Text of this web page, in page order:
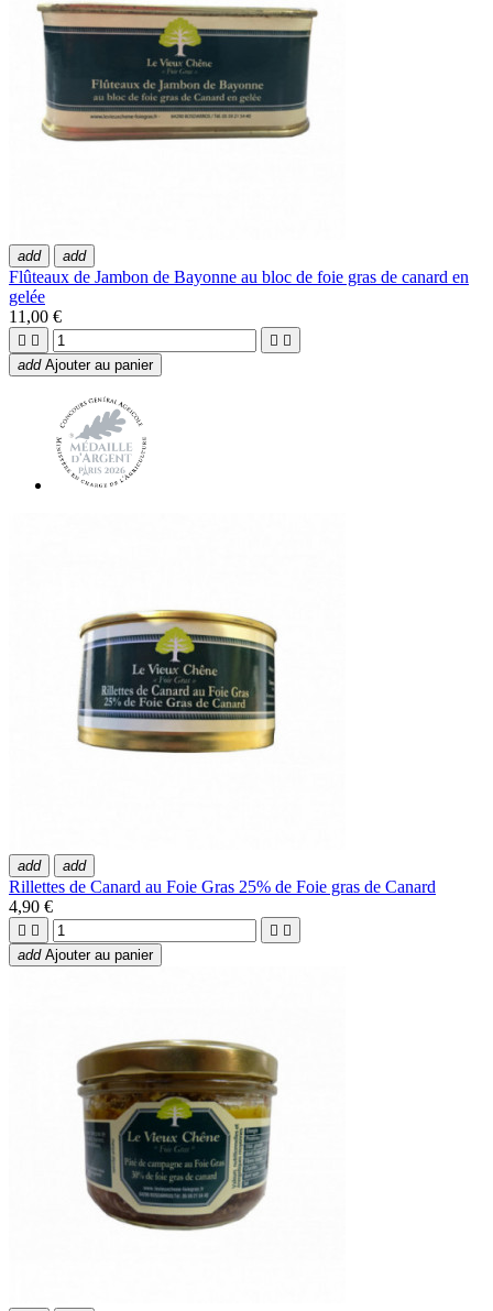
add add
Flûteaux de Jambon de Bayonne au bloc de foie gras de canard en
gelée
11,00 €
   
add Ajouter au panier
add add
Rillettes de Canard au Foie Gras 25% de Foie gras de Canard
4,90 €
   
add Ajouter au panier